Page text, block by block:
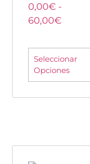
0,00€ -
60,00€
Seleccionar
Opciones